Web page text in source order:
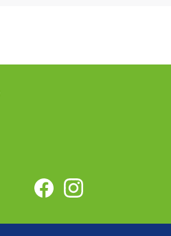
FacebookInstagram